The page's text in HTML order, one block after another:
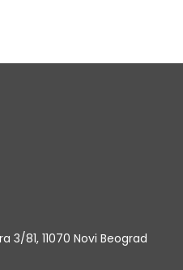
3/81, 11070 Novi Beograd